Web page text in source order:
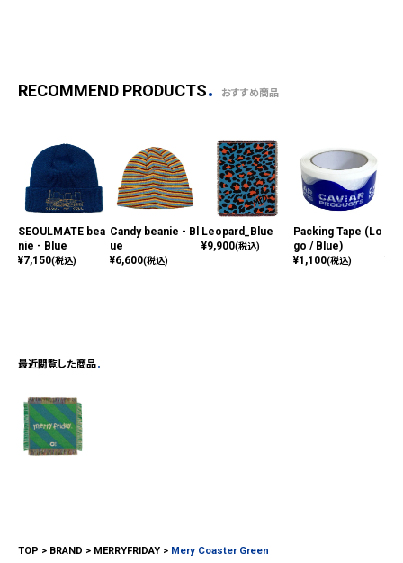
RECOMMEND PRODUCTS おすすめ商品
SEOULMATE bea
nie - Blue
¥7,150(税込)
Candy beanie - Bl
ue
¥6,600(税込)
Leopard_Blue
¥9,900(税込)
Packing Tape (Lo
go / Blue)
¥1,100(税込)
最近閲覧した商品
TOP BRAND MERRYFRIDAY Mery Coaster Green